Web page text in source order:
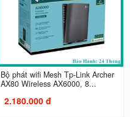
Bộ phát wifi Mesh Tp-Link Archer
AX80 Wireless AX6000, 8...
2.180.000 đ